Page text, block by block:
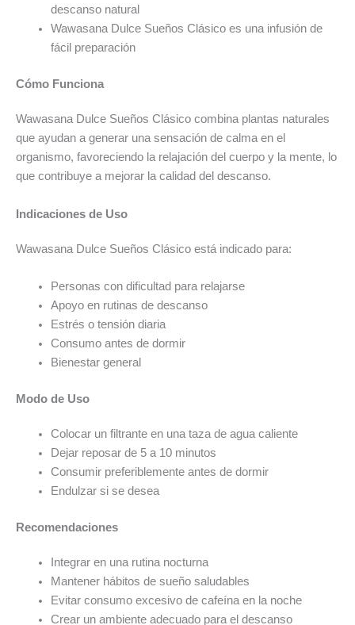
descanso natural
Wawasana Dulce Sueños Clásico es una infusión de
fácil preparación
Cómo Funciona
Wawasana Dulce Sueños Clásico combina plantas naturales
que ayudan a generar una sensación de calma en el
organismo, favoreciendo la relajación del cuerpo y la mente, lo
que contribuye a mejorar la calidad del descanso.
Indicaciones de Uso
Wawasana Dulce Sueños Clásico está indicado para:
Personas con dificultad para relajarse
Apoyo en rutinas de descanso
Estrés o tensión diaria
Consumo antes de dormir
Bienestar general
Modo de Uso
Colocar un filtrante en una taza de agua caliente
Dejar reposar de 5 a 10 minutos
Consumir preferiblemente antes de dormir
Endulzar si se desea
Recomendaciones
Integrar en una rutina nocturna
Mantener hábitos de sueño saludables
Evitar consumo excesivo de cafeína en la noche
Crear un ambiente adecuado para el descanso